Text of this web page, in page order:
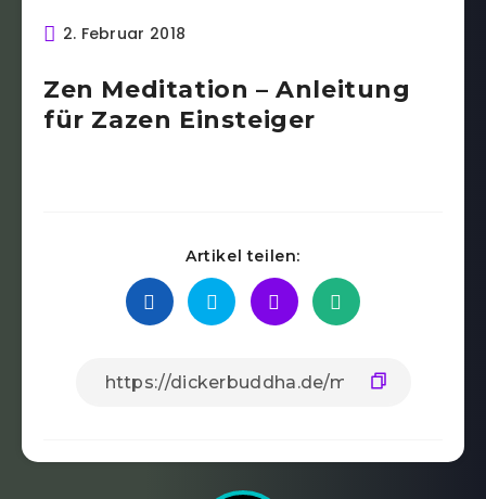
2. Februar 2018
Zen Meditation – Anleitung
für Zazen Einsteiger
Artikel teilen: